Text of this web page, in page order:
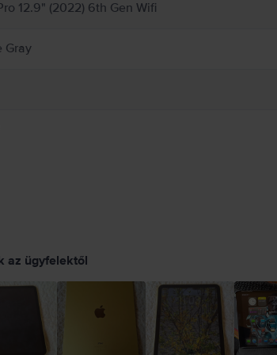
használatát tiltó vagy korlátozó szabályokat.
károsodását okozhatja. Részletes információ:
12.9" (2022) 6th Gen Wifi
Gray
az ügyfelektől